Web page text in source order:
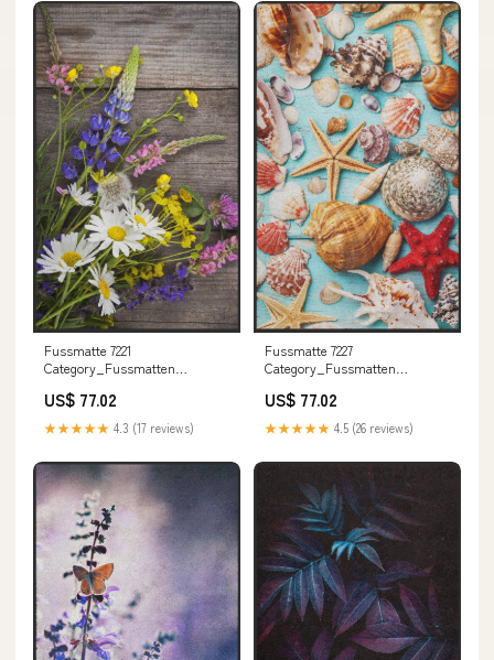
Fussmatte 7221
Category_Fussmatten
US$ 77.02
★★★★★ 4.3 (17 reviews)
Fussmatte 7227
Category_Fussmatten
US$ 77.02
★★★★★ 4.5 (26 reviews)